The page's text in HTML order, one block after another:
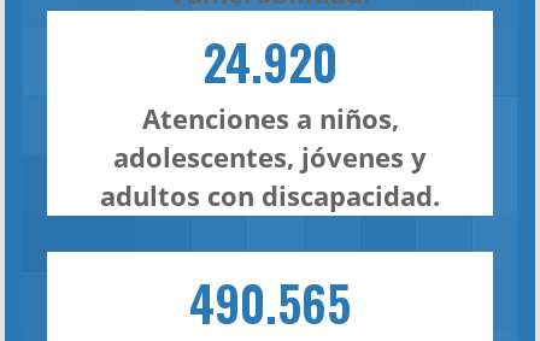
24.920
Atenciones a niños,
adolescentes, jóvenes y
adultos con discapacidad.
490.565